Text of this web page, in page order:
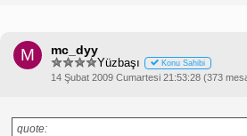
M mc_dyy
Yüzbaşı Konu Sahibi
14 Şubat 2009 Cumartesi 21:53:28 (373
quote: